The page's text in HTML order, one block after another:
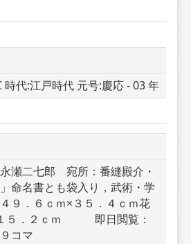
時代:江戸時代 元号:慶応 - 03 年
瀬二七郎　宛所：番縫殿介・
命名書とも袋入り，武術・学
９．６ｃｍ×３５．４ｃｍ花
．２ｃｍ　　　即日閲覧：
コマ